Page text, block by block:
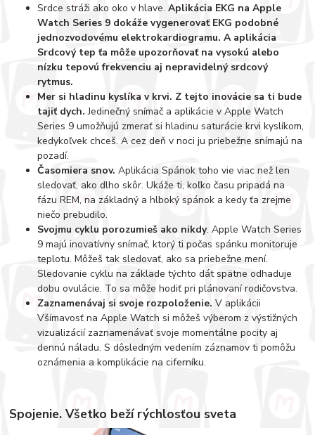
Srdce stráži ako oko v hlave. Aplikácia EKG na Apple
Watch Series 9 dokáže vygenerovať EKG podobné
jednozvodovému elektrokardiogramu. A aplikácia
Srdcový tep ťa môže upozorňovať na vysokú alebo
nízku tepovú frekvenciu aj nepravidelný srdcový
rytmus.
Mer si hladinu kyslíka v krvi. Z tejto inovácie sa ti bude
tajiť dych. Jedinečný snímač a aplikácie v Apple Watch
Series 9 umožňujú zmerať si hladinu saturácie krvi kyslíkom,
kedykoľvek chceš. A cez deň v noci ju priebežne snímajú na
pozadí.
Časomiera snov. Aplikácia Spánok toho vie viac než len
sledovať, ako dlho skôr. Ukáže ti, koľko času pripadá na
fázu REM, na základný a hlboký spánok a kedy ťa zrejme
niečo prebudilo.
Svojmu cyklu porozumieš ako nikdy. Apple Watch Series
9 majú inovatívny snímač, ktorý ti počas spánku monitoruje
teplotu. Môžeš tak sledovať, ako sa priebežne mení.
Sledovanie cyklu na základe týchto dát spätne odhaduje
dobu ovulácie. To sa môže hodiť pri plánovaní rodičovstva.
Zaznamenávaj si svoje rozpoloženie. V aplikácii
Všímavosť na Apple Watch si môžeš výberom z výstižných
vizualizácií zaznamenávať svoje momentálne pocity aj
dennú náladu. S dôsledným vedením záznamov ti pomôžu
oznámenia a komplikácie na ciferníku.
Spojenie. Všetko beží rýchlosťou sveta